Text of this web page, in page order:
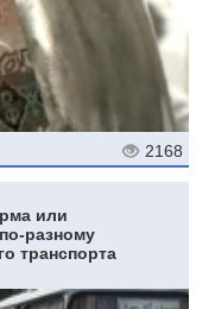
2168
или
разному
транспорта